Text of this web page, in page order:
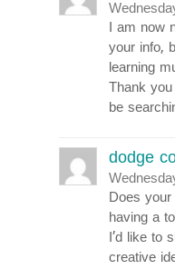
I am now
your info,
learning
Thank
be
dodge
Does your
having a
I’d like to
creative